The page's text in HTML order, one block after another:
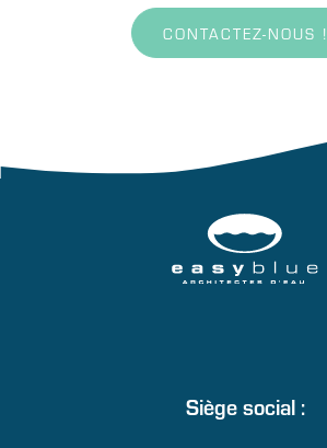
CONTACTEZ-NOUS !
Siège social :